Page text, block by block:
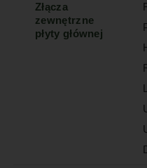
Złącza
zewnętrzne
płyty głównej